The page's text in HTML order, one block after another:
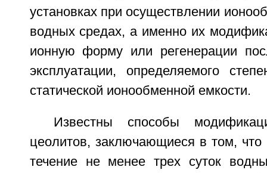
установках при осуществлении
водных средах, а именно их
ионную форму или регенерации
эксплуатации, определяемого
статической ионообменной емкости.
Известны способы
цеолитов, заключающиеся в том,
течение не менее трех суток